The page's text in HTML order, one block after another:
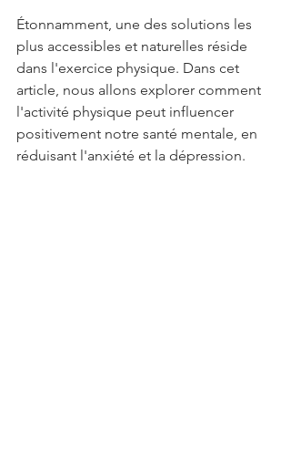
Étonnamment, une des solutions les
plus accessibles et naturelles réside
dans l'exercice physique. Dans cet
article, nous allons explorer comment
l'activité physique peut influencer
positivement notre santé mentale, en
réduisant l'anxiété et la dépression.